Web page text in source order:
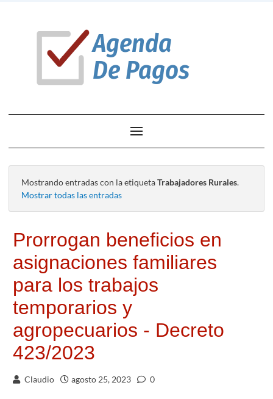
Mostrando entradas con la etiquetaTrabajadores Rurales.
Mostrar todas las entradas
Prorrogan beneficios en
asignaciones familiares
para los trabajos
temporarios y
agropecuarios - Decreto
423/2023
Claudio agosto 25, 2023 0